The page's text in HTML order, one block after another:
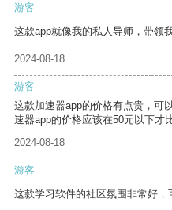
游客
这款app就像我的私人导师，带领
2024-08-18
游客
这款加速器app的价格有点贵，可
速器app的价格应该在50元以下才
2024-08-18
游客
这款学习软件的社区氛围非常好，